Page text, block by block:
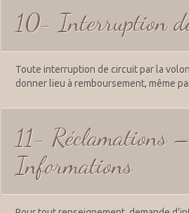
10- Interruption
Toute interruption de circuit par la
donner lieu à remboursement, même
11- Réclamations –
Informations